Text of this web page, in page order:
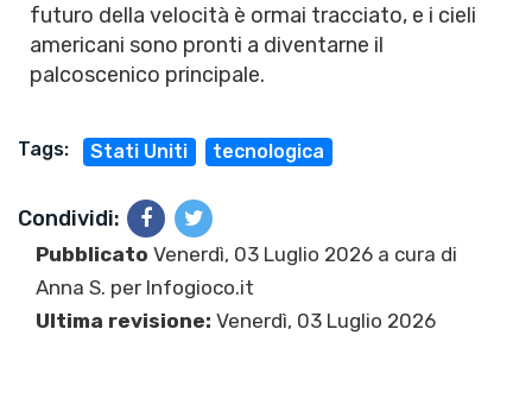
futuro della velocità è ormai tracciato, e i cieli
americani sono pronti a diventarne il
palcoscenico principale.
Tags: Stati Uniti tecnologica
Condividi:
Pubblicato Venerdì, 03 Luglio 2026 a cura di
Anna S. per Infogioco.it
Ultima revisione: Venerdì, 03 Luglio 2026